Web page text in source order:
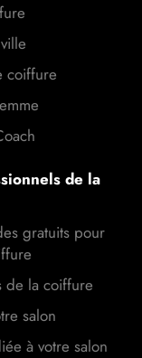
coiffure
de la
gratuits pour
de la coiffure
salon
à votre salon